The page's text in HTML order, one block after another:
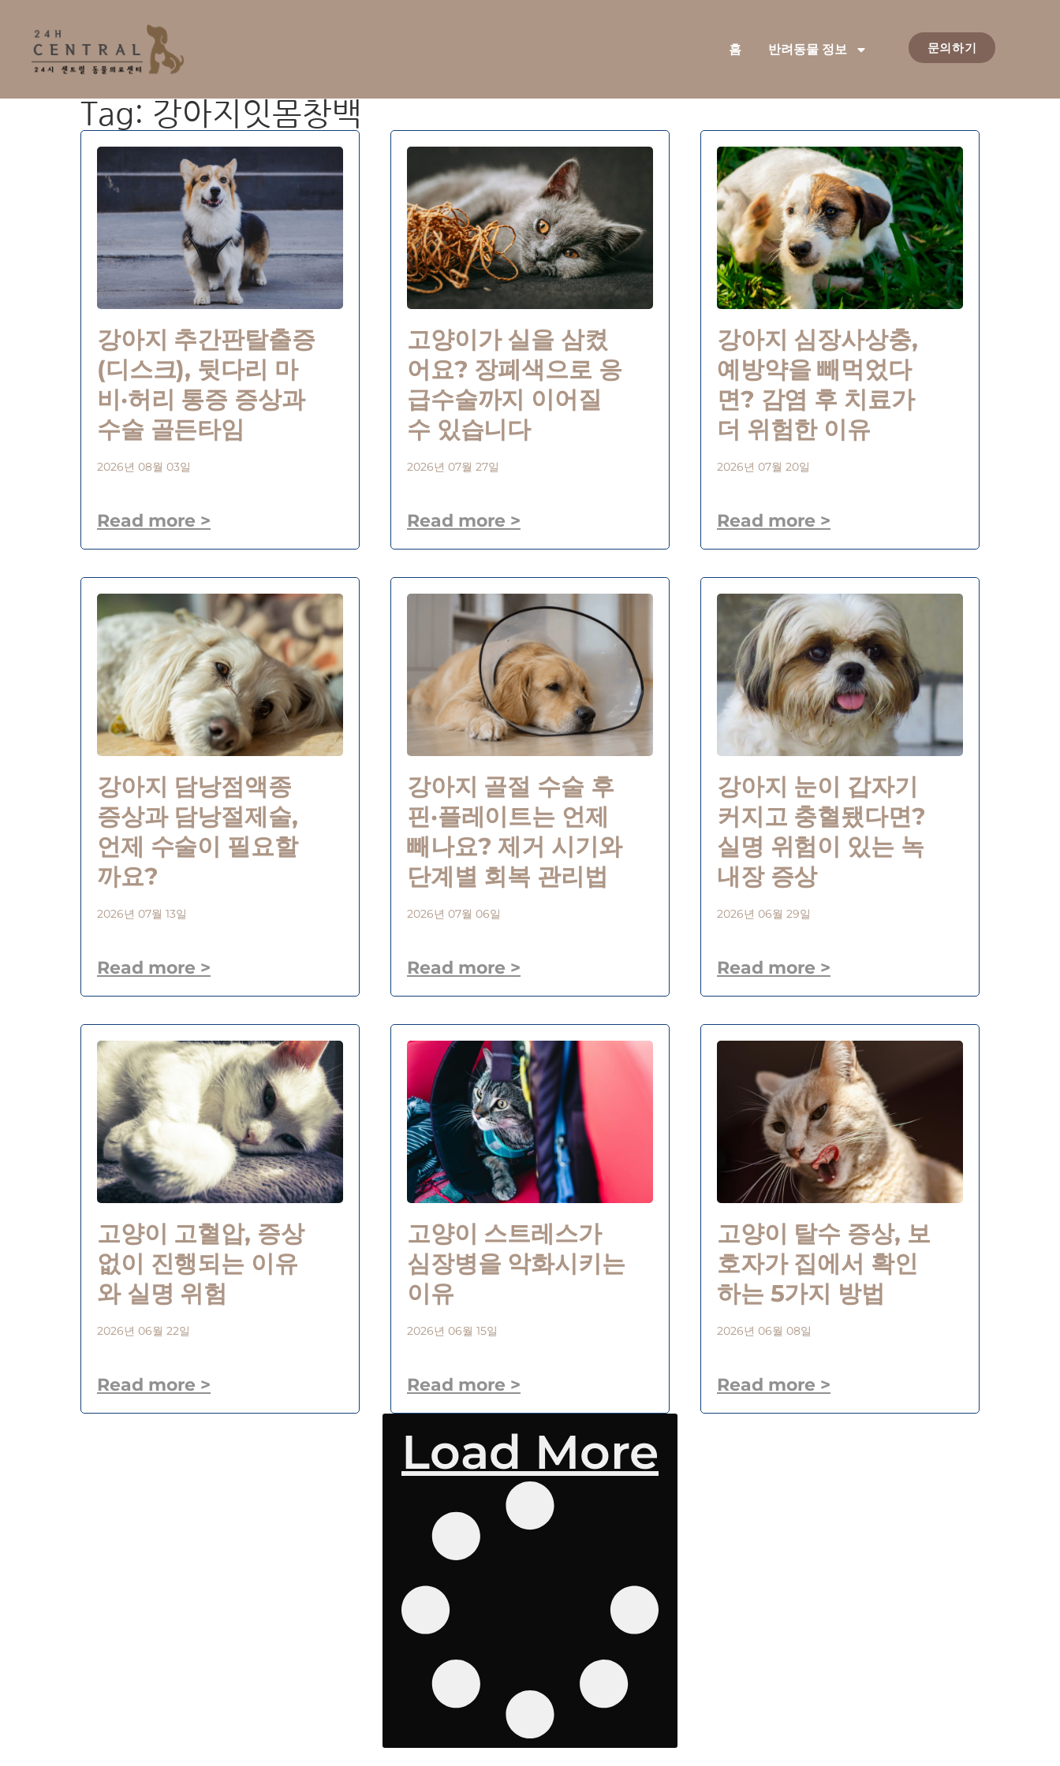
홈 반려동물 정보 문의하기
Tag: 강아지잇몸창백
강아지 추간판탈출증
(디스크), 뒷다리 마
비·허리 통증 증상과
수술 골든타임
2026년 08월 03일
Read more >
고양이가 실을 삼켰
어요? 장폐색으로 응
급수술까지 이어질
수 있습니다
2026년 07월 27일
Read more >
강아지 심장사상충,
예방약을 빼먹었다
면? 감염 후 치료가
더 위험한 이유
2026년 07월 20일
Read more >
강아지 담낭점액종
증상과 담낭절제술,
언제 수술이 필요할
까요?
2026년 07월 13일
Read more >
강아지 골절 수술 후
핀·플레이트는 언제
빼나요? 제거 시기와
단계별 회복 관리법
2026년 07월 06일
Read more >
강아지 눈이 갑자기
커지고 충혈됐다면?
실명 위험이 있는 녹
내장 증상
2026년 06월 29일
Read more >
고양이 고혈압, 증상
없이 진행되는 이유
와 실명 위험
2026년 06월 22일
Read more >
고양이 스트레스가
심장병을 악화시키는
이유
2026년 06월 15일
Read more >
고양이 탈수 증상, 보
호자가 집에서 확인
하는 5가지 방법
2026년 06월 08일
Read more >
Load More